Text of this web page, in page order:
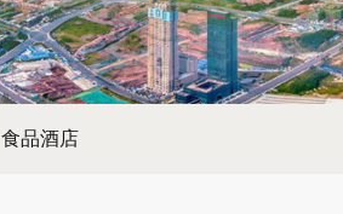
食品酒店